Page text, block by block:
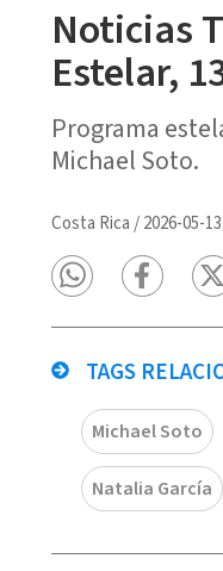
Noticias
Estelar,
Programa
Michael Soto.
Costa Rica /2026-05-
TAGS
Michael Soto
Natalia García